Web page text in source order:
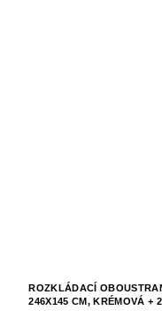
ROZKLÁDACÍ
246X145 CM, KRÉMOVÁ +